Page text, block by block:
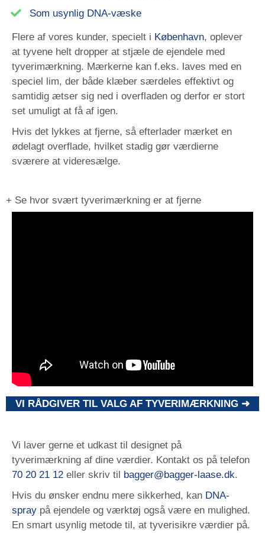
Som usynlig DNA-væske
Flere af vores kunder, specielt i København, oplever
at tyvene helt dropper at stjæle de ejendele med
tyverimærkning. Mærkerne kan f.eks. laves med en
speciel lim, der både klæber særdeles effektivt og
samtidig ætser sig ned i overfladen og derfor er stort
set umuligt at få af igen.
Hvis det lykkes at fjerne, så efterlader mærket en
ødelagt overflade, hvilket stadig gør værdierne
sværere at videresælge.
+ Se hvor svært tyverimærkning er at fjerne
VI RÅDGIVER TIL VALG AF TYVERIMÆRKNING ➜
Vi laver gerne et udkast til designet på
tyverimærkning af dine værdier. Kontakt os på telefon
70 20 21 12 eller skriv til bagger@bagger-laase.dk.
Hvis du ønsker endnu mere sikkerhed, kan DNA-
spray på ejendele og værktøj også være en mulighed.
En smart usynlig metode til, at tyverisikre værdier på.